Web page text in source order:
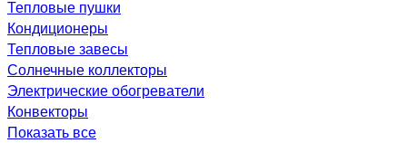
Тепловые пушки
Кондиционеры
Тепловые завесы
Солнечные коллекторы
Электрические обогреватели
Конвекторы
Показать все